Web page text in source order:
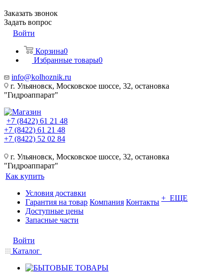
Заказать звонок
Задать вопрос
Войти
Корзина0
Избранные товары0
info@kolhoznik.ru
г. Ульяновск, Московское шоссе, 32, остановка
"Гидроаппарат"
+7 (8422) 61 21 48
+7 (8422) 61 21 48
+7 (8422) 52 02 84
г. Ульяновск, Московское шоссе, 32, остановка
"Гидроаппарат"
Как купить
Условия доставки
Гарантия на товар
Доступные цены
Запасные части
Компания Контакты + ЕЩЕ
Войти
Каталог